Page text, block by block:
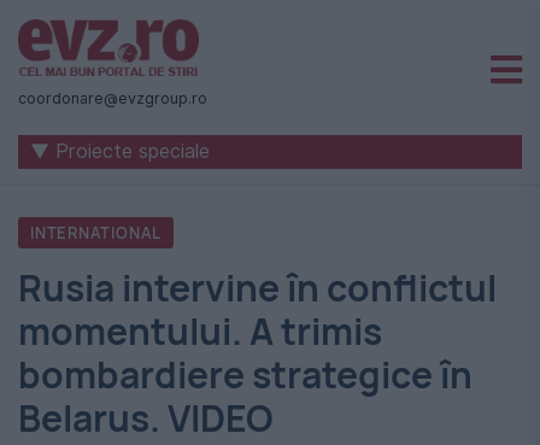
Știri
naționale
internaționale
România
-
Evenimentul
Zilei
coordonare@evzgroup.ro
▼ Proiecte speciale
INTERNATIONAL
Rusia intervine în conflictul
momentului. A trimis
bombardiere strategice în
Belarus. VIDEO